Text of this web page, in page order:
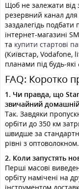
Щоб не залежати від
резервний канал для
заздалегідь
інтернет-магазині
та купити стартові
(Київстар,
планами під будь-
FAQ: Коротко
1. Чи правда, що
звичайний домашній
Так. Завдяки
орбіти до 350 км
швидше за
рівні з оптоволокном.
2. Коли запустять
Перші масові
орбіту намічені на